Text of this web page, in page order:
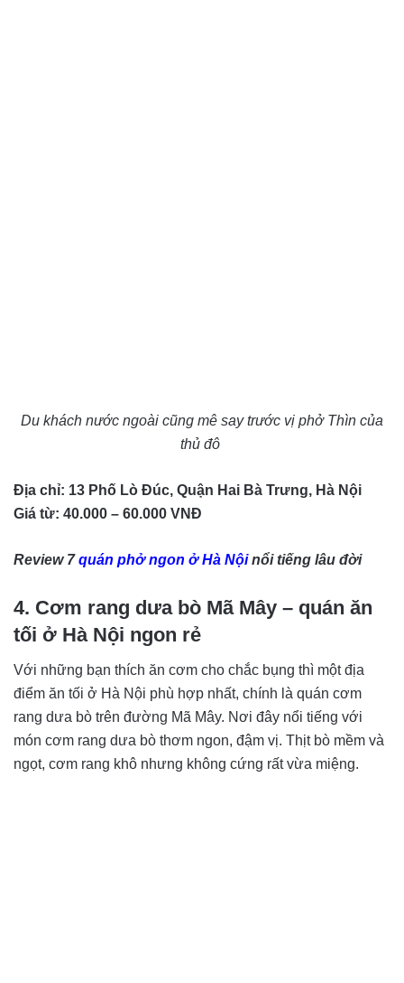
Du khách nước ngoài cũng mê say trước vị phở Thìn của
thủ đô
Địa chỉ: 13 Phố Lò Đúc, Quận Hai Bà Trưng, Hà Nội
Giá từ: 40.000 – 60.000 VNĐ
Review 7quán phở ngon ở Hà Nộinổi tiếng lâu đời
4. Cơm rang dưa bò Mã Mây – quán ăn
tối ở Hà Nội ngon rẻ
Với những bạn thích ăn cơm cho chắc bụng thì một địa
điểm ăn tối ở Hà Nội phù hợp nhất, chính là quán cơm
rang dưa bò trên đường Mã Mây. Nơi đây nổi tiếng với
món cơm rang dưa bò thơm ngon, đậm vị. Thịt bò mềm và
ngọt, cơm rang khô nhưng không cứng rất vừa miệng.